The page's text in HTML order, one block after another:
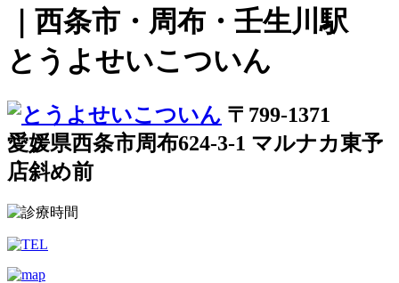
｜西条市・周布・壬生川駅
とうよせいこついん
〒799-1371
愛媛県西条市周布624-3-1 マルナカ東予
店斜め前